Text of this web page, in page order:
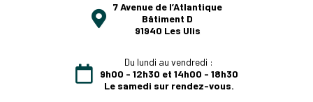
7 Avenue de l’Atlantique
Bâtiment D
91940 Les Ulis
Du lundi au vendredi :
9h00 - 12h30 et 14h00 - 18h30
Le samedi sur rendez-vous.